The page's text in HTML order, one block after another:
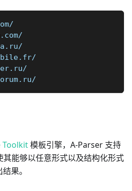
Toolkit模板引擎，A-Parser 支持
能够以任意形式以及结构化形式
果。